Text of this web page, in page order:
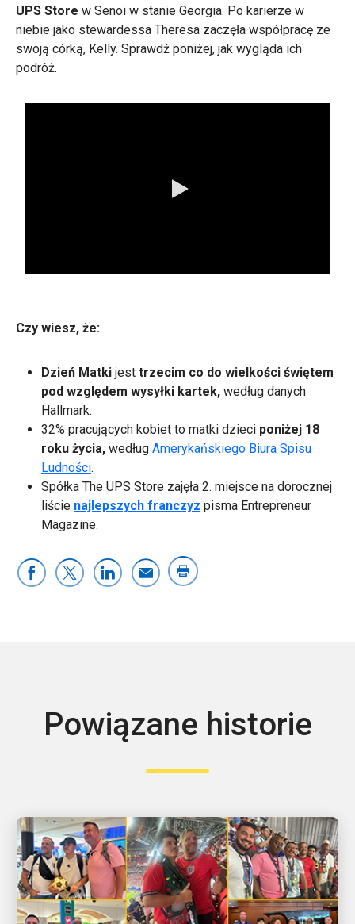
UPS Store w Senoi w stanie Georgia. Po karierze w
niebie jako stewardessa Theresa zaczęła współpracę ze
swoją córką, Kelly. Sprawdź poniżej, jak wygląda ich
podróż.
Czy wiesz, że:
Dzień Matki jest trzecim co do wielkości świętem
pod względem wysyłki kartek, według danych
Hallmark.
32% pracujących kobiet to matki dzieci poniżej 18
roku życia, według Amerykańskiego Biura Spisu
Ludności.
Spółka The UPS Store zajęła 2. miejsce na dorocznej
liście najlepszych franczyz pisma Entrepreneur
Magazine.
Powiązane historie